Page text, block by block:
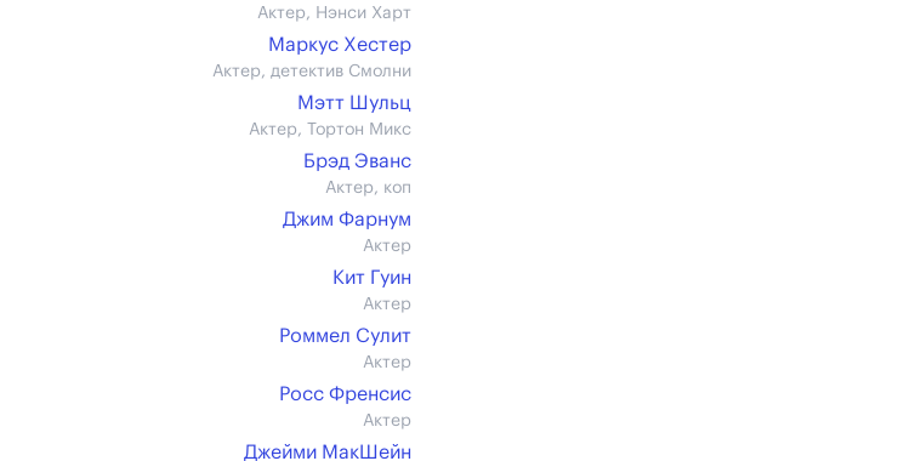
Актер, Нэнси Харт
Маркус Хестер
Актер, детектив Смолни
Мэтт Шульц
Актер, Тортон Микс
Брэд Эванс
Актер, коп
Джим Фарнум
Актер
Кит Гуин
Актер
Роммел Сулит
Актер
Росс Френсис
Актер
Джейми МакШейн